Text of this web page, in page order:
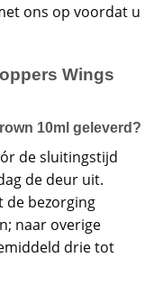
ons op voordat u
Wings
10ml geleverd?
de sluitingstijd
de deur uit.
de bezorging
naar overige
drie tot